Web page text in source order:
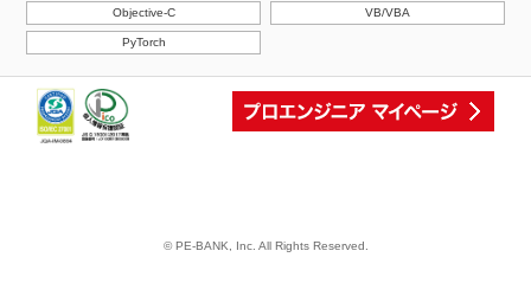
Objective-C VB/VBA
PyTorch
© PE-BANK, Inc. All Rights Reserved.